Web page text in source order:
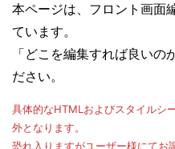
本ページは、フロント画面
ています。
「どこを編集すれば良いの
ださい。
具体的なHTMLおよびスタイルシ
外となります。
恐れ入りますがユーザー様にてお